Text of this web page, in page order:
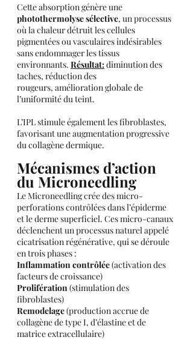
Cette absorption génère une
photothermolyse sélective, un processus
où la chaleur détruit les cellules
pigmentées ou vasculaires indésirables
sans endommager les tissus
environnants. Résultat: diminution des
taches, réduction des
rougeurs, amélioration globale de
l’uniformité du teint.
L’IPL stimule également les fibroblastes,
favorisant une augmentation progressive
du collagène dermique.
Mécanismes d’action
du Microneedling
Le Microneedling crée des micro-
perforations contrôlées dans l’épiderme
et le derme superficiel. Ces micro-canaux
déclenchent un processus naturel appelé
cicatrisation régénérative, qui se déroule
en trois phases :
Inflammation contrôlée (activation des
facteurs de croissance)
Prolifération (stimulation des
fibroblastes)
Remodelage (production accrue de
collagène de type I, d’élastine et de
matrice extracellulaire)